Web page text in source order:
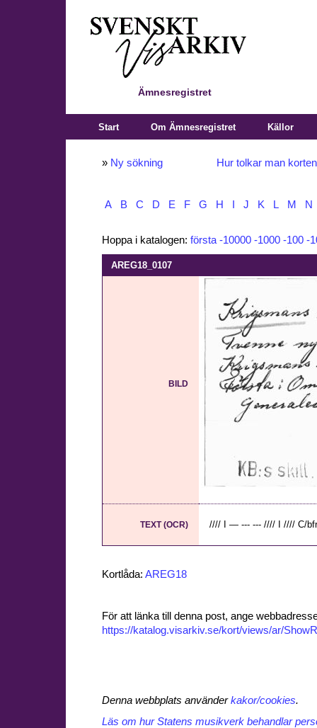
Ämnesregistret
Start Om Ämnesregistret Källor
» Ny sökning Hur tolkar man
A B C D E F G H J K L M N
Hoppa i katalogen: första -10000 -1000 -100 -
AREG18_0107
BILD
TEXT (OCR) //// I — --- --- //// I //// C/
Kortlåda: AREG18
För att länka till denna post, ange
https://katalog.visarkiv.se/kort/views/ar/
Denna webbplats använderkakor/cookies.
Läs om hur Statens musikverk behandlar